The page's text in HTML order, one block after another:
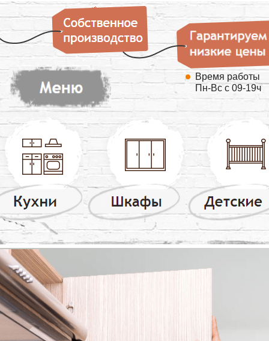
Время работы
Пн-Вс с 09-19ч